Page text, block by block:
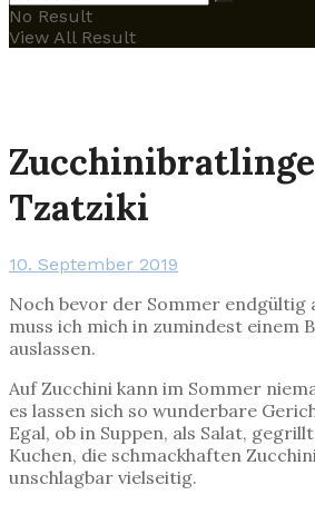
No Result
View All Result
Tzatziki
10. September 2019
Noch bevor der Sommer endgültig
muss ich mich in zumindest einem
auslassen.
Auf Zucchini kann im Sommer
es lassen sich so wunderbare
Egal, ob in Suppen, als Salat,
Kuchen, die schmackhaften
unschlagbar vielseitig.